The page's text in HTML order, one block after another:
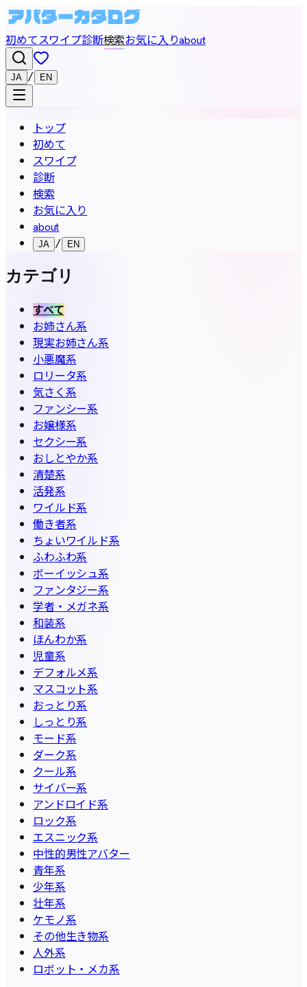
初めてスワイプ診断検索お気に入りabout
JA / EN
トップ
初めて
スワイプ
診断
検索
お気に入り
about
JA / EN
カテゴリ
すべて
お姉さん系
現実お姉さん系
小悪魔系
ロリータ系
気さく系
ファンシー系
お嬢様系
セクシー系
おしとやか系
清楚系
活発系
ワイルド系
働き者系
ちょいワイルド系
ふわふわ系
ボーイッシュ系
ファンタジー系
学者・メガネ系
和装系
ほんわか系
児童系
デフォルメ系
マスコット系
おっとり系
しっとり系
モード系
ダーク系
クール系
サイバー系
アンドロイド系
ロック系
エスニック系
中性的男性アバター
青年系
少年系
壮年系
ケモノ系
その他生き物系
人外系
ロボット・メカ系